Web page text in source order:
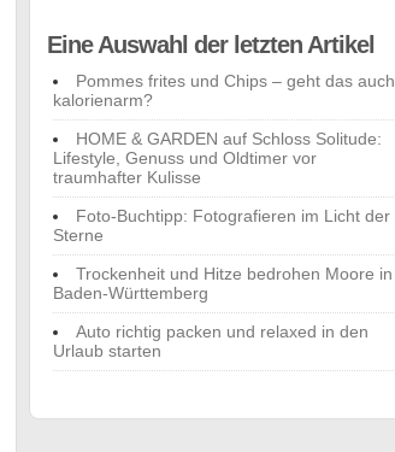
Eine Auswahl der letzten Artikel
Pommes frites und Chips – geht das auch
kalorienarm?
HOME & GARDEN auf Schloss Solitude:
Lifestyle, Genuss und Oldtimer vor
traumhafter Kulisse
Foto-Buchtipp: Fotografieren im Licht der
Sterne
Trockenheit und Hitze bedrohen Moore in
Baden-Württemberg
Auto richtig packen und relaxed in den
Urlaub starten